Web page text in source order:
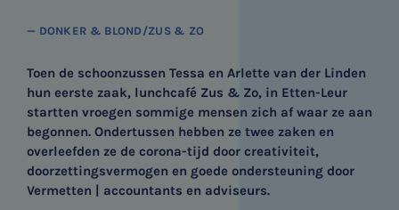
— DONKER & BLOND/ZUS & ZO
Toen de schoonzussen Tessa en Arlette van der Linden
hun eerste zaak, lunchcafé Zus & Zo, in Etten-Leur
startten vroegen sommige mensen zich af waar ze aan
begonnen. Ondertussen hebben ze twee zaken en
overleefden ze de corona-tijd door creativiteit,
doorzettingsvermogen en goede ondersteuning door
Vermetten | accountants en adviseurs.